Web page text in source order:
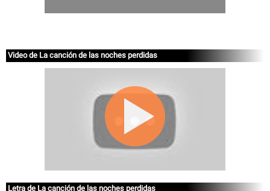
Video de La canción de las noches perdidas
Letra de La canción de las noches perdidas